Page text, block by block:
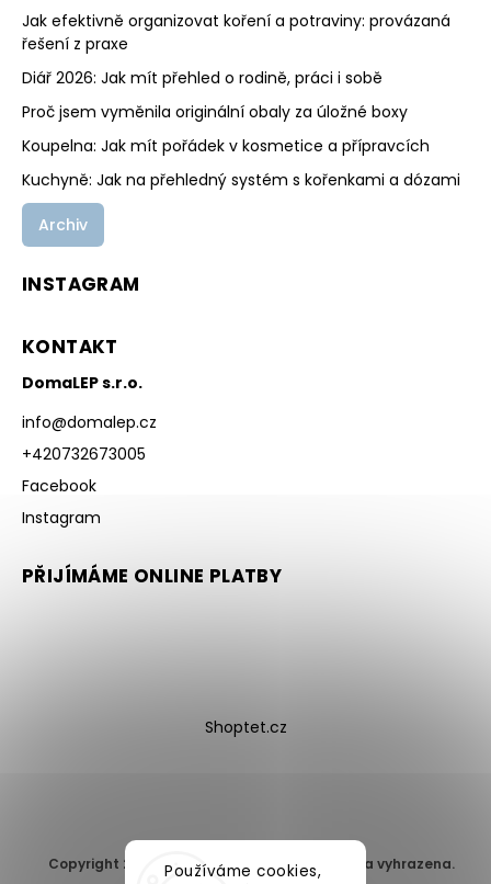
Používáme cookies,
Jak efektivně organizovat koření a potraviny: provázaná
řešení z praxe
Diář 2026: Jak mít přehled o rodině, práci i sobě
Proč jsem vyměnila originální obaly za úložné boxy
Koupelna: Jak mít pořádek v kosmetice a přípravcích
Kuchyně: Jak na přehledný systém s kořenkami a dózami
Archiv
INSTAGRAM
KONTAKT
DomaLEP s.r.o.
info@domalep.cz
+420732673005
Facebook
Instagram
PŘIJÍMÁME ONLINE PLATBY
Shoptet.cz
Copyright 2026 DomaLEP s.r.o. . Všechna práva vyhrazena.